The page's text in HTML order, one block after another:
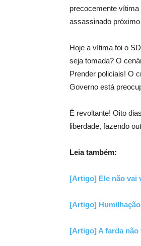
precocemente vítima
assassinado
Hoje a vítima foi o
seja tomada? ⁣O
Prender policiais! O
Governo está
É revoltante! Oito
liberdade, fazendo
⁣Leia também:
[Artigo] Ele não vai
[Artigo]
[Artigo] A farda